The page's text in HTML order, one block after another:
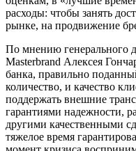
расходы: чтобы занять
рынке, на продвижение
По мнению генерального
Masterbrаnd Алексея
банка, правильно
количество, и качество
поддержать внешние
гарантиями надежности,
другими качественными
тяжелое время